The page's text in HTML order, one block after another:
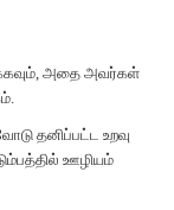
அதை அவர்கள்
தனிப்பட்ட உறவு
ஊழியம்